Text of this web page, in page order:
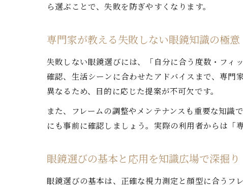
ら選ぶことで、失敗を防ぎやすくなります。
専門家が教える失敗しない眼鏡知識の極意
失敗しない眼鏡選びには、「自分に合う度数・フィ
確認、生活シーンに合わせたアドバイスまで、専門
異なるため、目的に応じた提案が不可欠です。
また、フレームの調整やメンテナンスも重要な知識
にも事前に確認しましょう。実際の利用者からは「
眼鏡選びの基本と応用を知識広場で深掘り
眼鏡選びの基本は、正確な視力測定と顔型に合うフ